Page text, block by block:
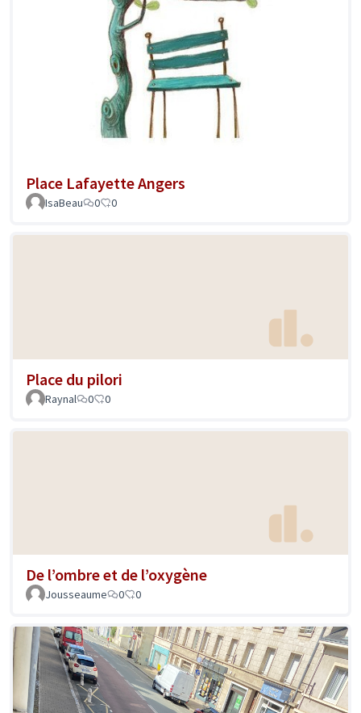
Place Lafayette Angers
IsaBeau 0 0
Place du pilori
Raynal 0 0
De l’ombre et de l’oxygène
Jousseaume 0 0